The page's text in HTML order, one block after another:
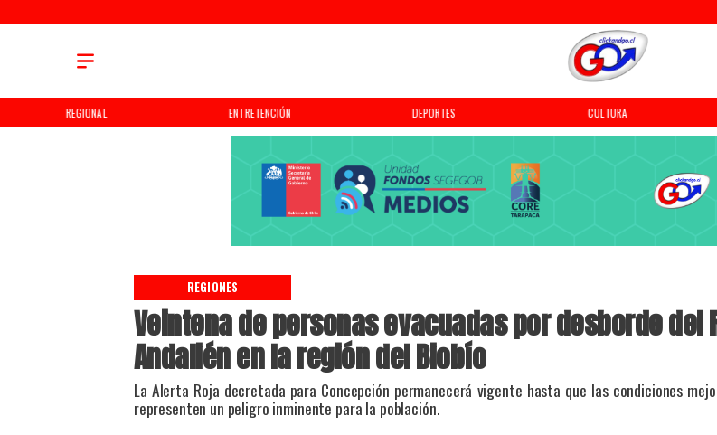
REGIONAL ENTRETENCIÓN DEPORTES CULTURA
Veintena de personas evacuadas por desborde del
Andalién en la región del Biobío
​La Alerta Roja decretada para Concepción permanecerá vigente hasta que las condiciones
representen un peligro inminente para la población.
REGIONES